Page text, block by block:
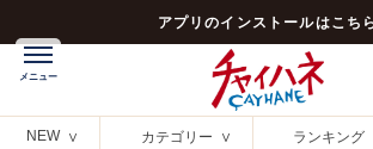
アプリのインストールはこち
NEW カテゴリー ランキング